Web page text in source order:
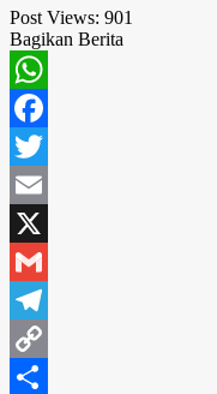
Post Views: 901
Bagikan Berita
WhatsApp
Facebook
Twitter
Email
X
Gmail
Telegram
Copy